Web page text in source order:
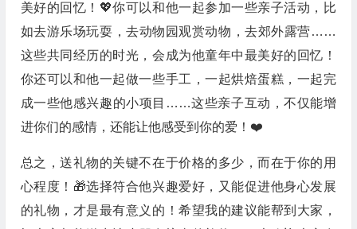
美好的回忆！💖你可以和他一起参加一些亲子活动，比
如去游乐场玩耍，去动物园观赏动物，去郊外露营……
这些共同经历的时光，会成为他童年中最美好的回忆！
你还可以和他一起做一些手工，一起烘焙蛋糕，一起完
成一些他感兴趣的小项目……这些亲子互动，不仅能增
进你们的感情，还能让他感受到你的爱！❤️
总之，送礼物的关键不在于价格的多少，而在于你的用
心程度！🎁选择符合他兴趣爱好，又能促进他身心发展
的礼物，才是最有意义的！希望我的建议能帮到大家，